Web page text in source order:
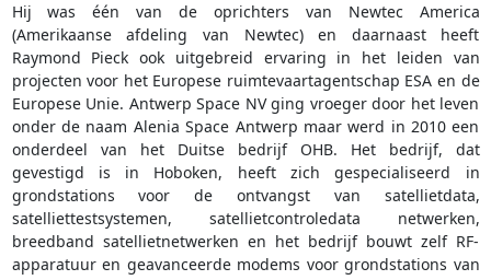
Hij was één van de oprichters van Newtec America
(Amerikaanse afdeling van Newtec) en daarnaast heeft
Raymond Pieck ook uitgebreid ervaring in het leiden van
projecten voor het Europese ruimtevaartagentschap ESA en de
Europese Unie. Antwerp Space NV ging vroeger door het leven
onder de naam Alenia Space Antwerp maar werd in 2010 een
onderdeel van het Duitse bedrijf OHB. Het bedrijf, dat
gevestigd is in Hoboken, heeft zich gespecialiseerd in
grondstations voor de ontvangst van satellietdata,
satelliettestsystemen, satellietcontroledata netwerken,
breedband satellietnetwerken en het bedrijf bouwt zelf RF-
apparatuur en geavanceerde modems voor grondstations van